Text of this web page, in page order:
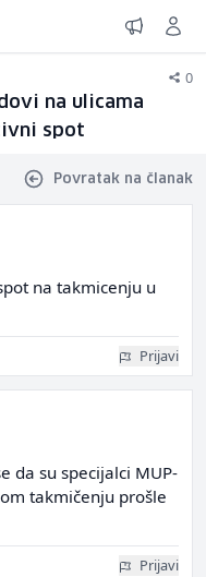
0
na ulicama
spot
Povratak na članak
na takmicenju u
Prijavi
da su specijalci MUP-
takmičenju prošle
Prijavi